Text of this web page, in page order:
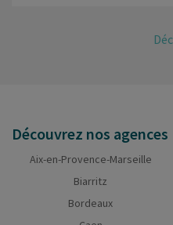
Découvrez nos agences
Aix-en-Provence-Marseille
Biarritz
Bordeaux